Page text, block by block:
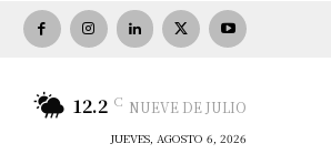
12.2 C NUEVE DE JULIO
JUEVES, AGOSTO 6, 2026